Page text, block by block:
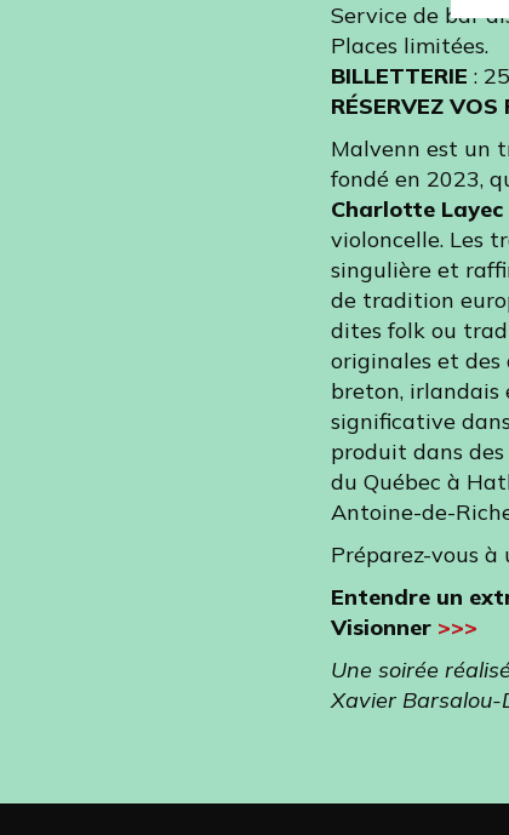
Service de bar
Places limitées.
BILLETTERIE :
RÉSERVEZ
Malvenn est un
fondé en 2023,
Charlotte Layec
violoncelle. Les
singulière et
de tradition
dites folk ou trad
originales et
breton, irlandais
significative
produit dans des
du Québec à
Antoine-de-
Préparez-vous
Entendre un
Visionner >>>
Une soirée
Xavier Barsalou-